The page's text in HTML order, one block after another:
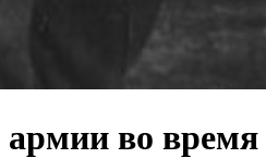
во время